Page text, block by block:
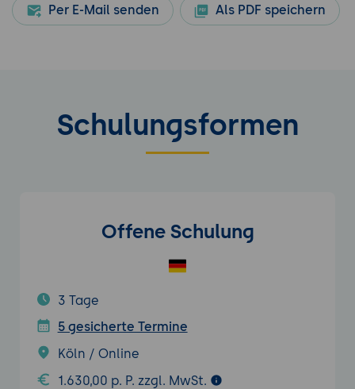
Per E-Mail senden Als PDF speichern
Schulungsformen
Offene Schulung
3 Tage
5 gesicherte Termine
Köln / Online
1.630,00 p. P. zzgl. MwSt.